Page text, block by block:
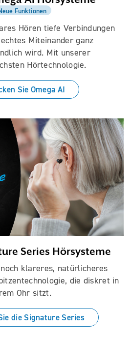
Funktionen
Hören tiefe Verbindungen
Miteinander ganz
wird. Mit unserer
Hörtechnologie.
Sie Omega AI
Series Hörsysteme
klareres, natürlicheres
die diskret in
Ohr sitzt.
die Signature Series